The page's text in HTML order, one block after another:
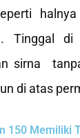
Tinggal
sirna
di atas
150 Memiliki